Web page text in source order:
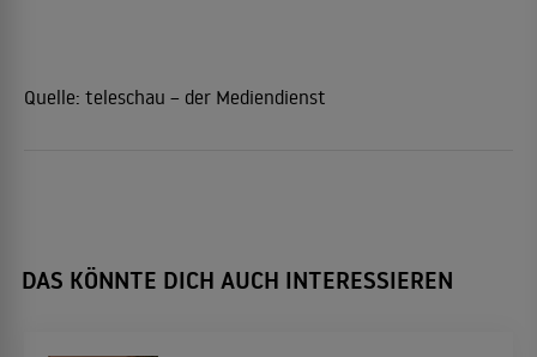
Quelle: teleschau – der Mediendienst
DAS KÖNNTE DICH AUCH INTERESSIEREN